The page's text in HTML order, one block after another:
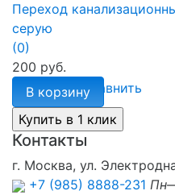
избранное сравнить
Переход
серую
(0)
200 руб.
В корзину
Контакты
г. Москва, ул.
+7 (985) 8888-231